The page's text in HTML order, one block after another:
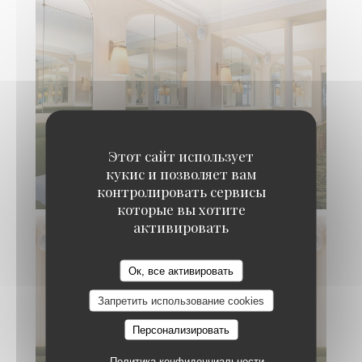
Этот сайт использует
кукис и позволяет вам
контролировать сервисы
которые вы хотите
активировать
Ок, все активировать
Запретить использование cookies
Персонализировать
SALON "LES GLACES"